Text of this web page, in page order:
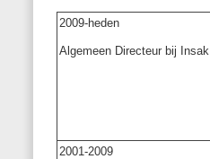
2009-heden
Algemeen Directeur bij Insak
2001-2009